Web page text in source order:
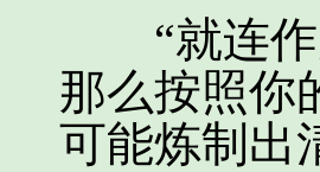
“就连作
那么按照你
可能炼制出